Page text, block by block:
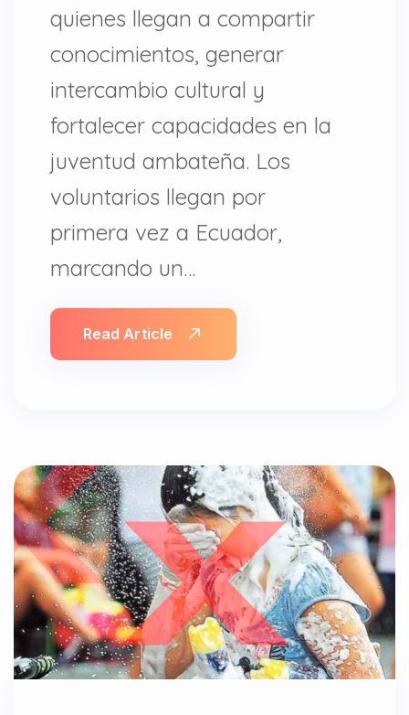
quienes llegan a compartir
conocimientos, generar
intercambio cultural y
fortalecer capacidades en la
juventud ambateña. Los
voluntarios llegan por
primera vez a Ecuador,
marcando un…
Read Article